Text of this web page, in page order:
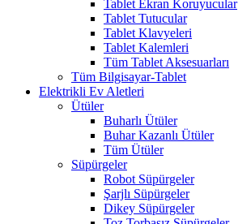
Tablet Ekran Koruyucular
Tablet Tutucular
Tablet Klavyeleri
Tablet Kalemleri
Tüm Tablet Aksesuarları
Tüm Bilgisayar-Tablet
Elektrikli Ev Aletleri
Ütüler
Buharlı Ütüler
Buhar Kazanlı Ütüler
Tüm Ütüler
Süpürgeler
Robot Süpürgeler
Şarjlı Süpürgeler
Dikey Süpürgeler